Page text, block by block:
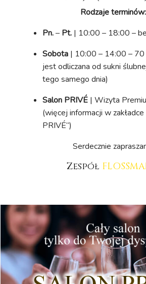
Rodzaje terminów:
Pn.– Pt. | 10:00 – 18:00 –
Sobota | 10:00 – 14:00 – 70
jest odliczana od sukni
tego samego dnia)
Salon PRIVÉ | Wizyta
(więcej informacji w zakładce
PRIVÉ“)
Serdecznie
Zespół